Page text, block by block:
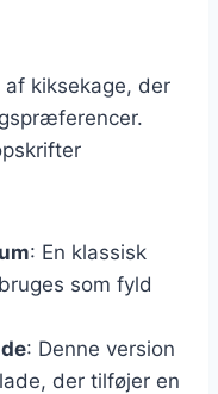
kiksekage, der
: En klassisk
som fyld
: Denne version
der tilføjer en